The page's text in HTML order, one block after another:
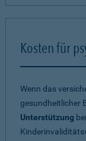
Kosten für
Wenn das
gesundheitlicher
Unterstützung